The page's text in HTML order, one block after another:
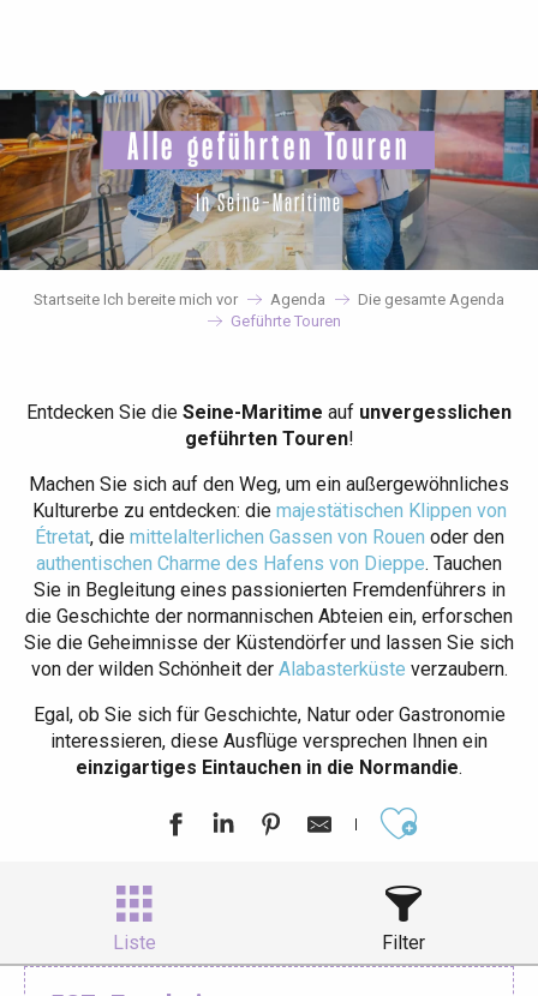
principal
Alle geführten Touren
In Seine-Maritime
Startseite Ich bereite mich vor Agenda
Die gesamte Agenda
Geführte Touren
Entdecken Sie die Seine-Maritime auf unvergesslichen
geführten Touren!
Machen Sie sich auf den Weg, um ein außergewöhnliches
Kulturerbe zu entdecken: die majestätischen Klippen von
Étretat, diemittelalterlichen Gassen von Rouen oder den
authentischen Charme des Hafens von Dieppe. Tauchen
Sie in Begleitung eines passionierten Fremdenführers in
die Geschichte der normannischen Abteien ein, erforschen
Sie die Geheimnisse der Küstendörfer und lassen Sie sich
von der wilden Schönheit der Alabasterküste verzaubern.
Egal, ob Sie sich für Geschichte, Natur oder Gastronomie
interessieren, diese Ausflüge versprechen Ihnen ein
einzigartiges Eintauchen in die Normandie.
Liste Filter